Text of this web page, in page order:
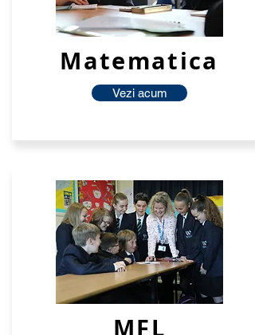
Matematica
Vezi acum
MFL